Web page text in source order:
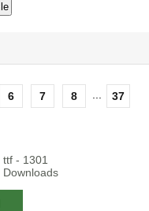
6 7 8 37
ttf - 1301
Downloads